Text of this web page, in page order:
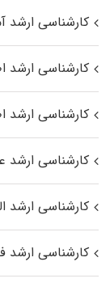
کارشناسی ارشد
کارشناسی ارشد
کارشناسی ارشد
کارشناسی ارشد
کارشناسی
کارشناسی ارشد